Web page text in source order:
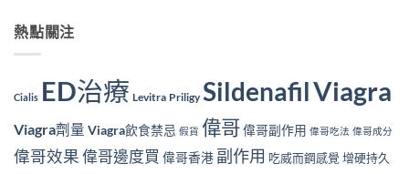
熱點關注
Cialis ED治療 Levitra Priligy SildenafilViagra
Viagra劑量 Viagra飲食禁忌 假貨 偉哥偉哥副作用 偉哥吃法 偉哥成分
偉哥效果偉哥邊度買 偉哥香港 副作用 吃威而鋼感覺 增硬持久